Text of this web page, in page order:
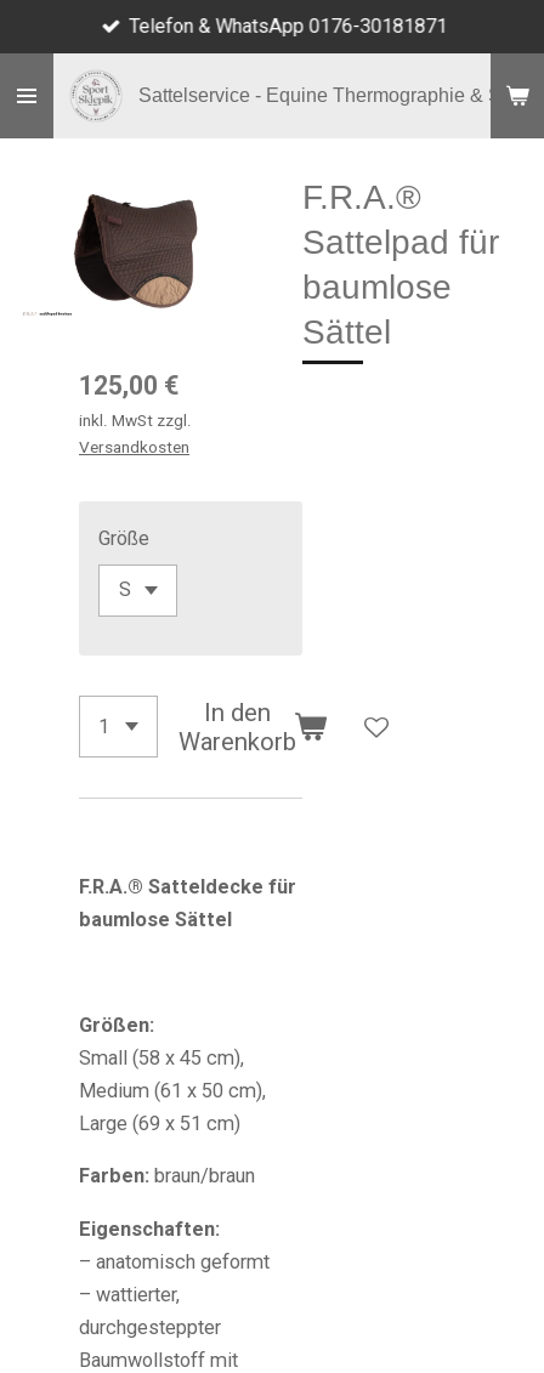
Hauptinhalt
springen
Sattelservice - Equine Thermographie & Shop
Telefon & WhatsApp 0176-30181871
F.R.A.®
Sattelpad für
baumlose
Sättel
125,00 €
inkl. MwSt zzgl.
Versandkosten
Größe
In den
Warenkorb
F.R.A.® Satteldecke für
baumlose Sättel
Größen:
Small (58 x 45 cm),
Medium (61 x 50 cm),
Large (69 x 51 cm)
Farben: braun/braun
Eigenschaften:
– anatomisch geformt
– wattierter,
durchgesteppter
Baumwollstoff mit